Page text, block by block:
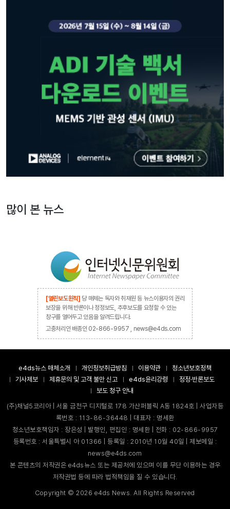
많이 본 뉴스
[열린보도원칙] 당 매체는 독자와 취재원 등 뉴스이용자의 권리
보장을 위해 반론이나 정정보도, 추후보도를 요청할 수 있는
창구를 열어두고 있음을 알려드립니다.
고충처리인 배종인 02-866-9957 , news@e4ds.com
e4ds뉴스 매체소개 개인정보취급방침 이용약관
청소년보호정책
기사제보
제휴문의 및 고객 불만 신고 e4ds윤리강령
정정·반론보도
보도 청구 안내
(주)채널5코리아 | 서울 금천구 디지털로 178 가산퍼블릭 A동 1824호 | 사업자등
록번호 : 113-86-36448 | 대표자 : 명세환
청소년보호책임자 : 장은성 | 발행인, 편집인 : 명세환 | 전화 : 02-866-9957
등록번호 : 서울특별시 아 01366 | 등록일 : 2010년 10월 40일 | 제보메일 :
news@e4ds.com
본 콘텐츠의 저작권은 e4ds뉴스 또는 제공처에 있으며 이를 무단 이용하는 경우
저작권법 등에 따라 법적책임을 질 수 있습니다.
Copyright ©2026 e4ds News. All Rights Reserved